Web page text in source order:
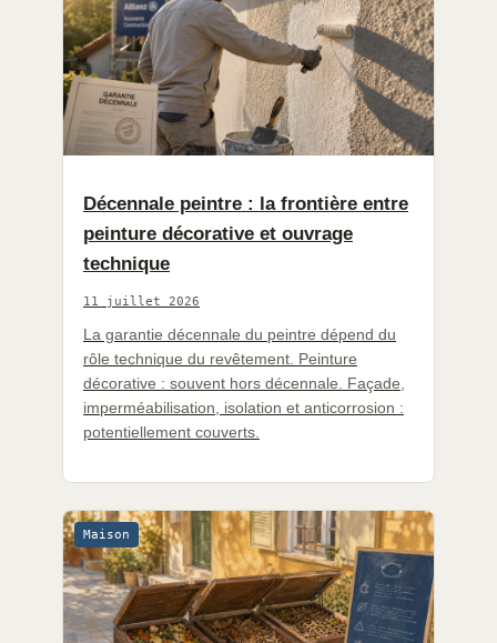
Décennale peintre : la frontière entre
peinture décorative et ouvrage
technique
11 juillet 2026
La garantie décennale du peintre dépend du
rôle technique du revêtement. Peinture
décorative : souvent hors décennale. Façade,
imperméabilisation, isolation et anticorrosion :
potentiellement couverts.
Maison